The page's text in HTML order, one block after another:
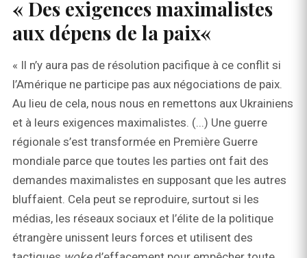
« Des exigences maximalistes
aux dépens de la paix«
« Il n’y aura pas de résolution pacifique à ce conflit si
l’Amérique ne participe pas aux négociations de paix.
Au lieu de cela, nous nous en remettons aux Ukrainiens
et à leurs exigences maximalistes. (...) Une guerre
régionale s’est transformée en Première Guerre
mondiale parce que toutes les parties ont fait des
demandes maximalistes en supposant que les autres
bluffaient. Cela peut se reproduire, surtout si les
médias, les réseaux sociaux et l’élite de la politique
étrangère unissent leurs forces et utilisent des